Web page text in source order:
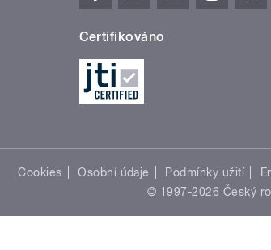
Certifikováno
Cookies Osobní údaje Podmínky užití
© 1997-2026 Český